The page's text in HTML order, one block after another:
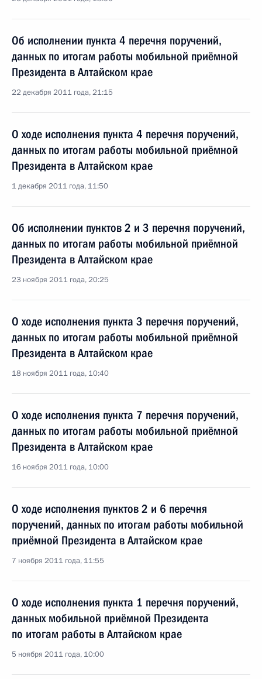
Об исполнении пункта 4 перечня поручений,
данных по итогам работы мобильной приёмной
Президента в Алтайском крае
22 декабря 2011 года, 21:15
О ходе исполнения пункта 4 перечня поручений,
данных по итогам работы мобильной приёмной
Президента в Алтайском крае
1 декабря 2011 года, 11:50
Об исполнении пунктов 2 и 3 перечня поручений,
данных по итогам работы мобильной приёмной
Президента в Алтайском крае
23 ноября 2011 года, 20:25
О ходе исполнения пункта 3 перечня поручений,
данных по итогам работы мобильной приёмной
Президента в Алтайском крае
18 ноября 2011 года, 10:40
О ходе исполнения пункта 7 перечня поручений,
данных по итогам работы мобильной приёмной
Президента в Алтайском крае
16 ноября 2011 года, 10:00
О ходе исполнения пунктов 2 и 6 перечня
поручений, данных по итогам работы мобильной
приёмной Президента в Алтайском крае
7 ноября 2011 года, 11:55
О ходе исполнения пункта 1 перечня поручений,
данных мобильной приёмной Президента
по итогам работы в Алтайском крае
5 ноября 2011 года, 10:00